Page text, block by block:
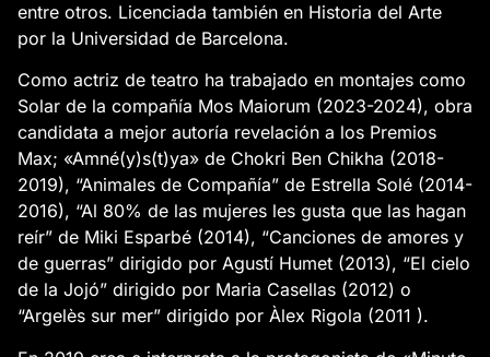
entre otros. Licenciada también en Historia del Arte
por la Universidad de Barcelona.
Como actriz de teatro ha trabajado en montajes como
Solar de la compañía Mos Maiorum (2023-2024), obra
candidata a mejor autoría revelación a los Premios
Max; «Amné(y)s(t)ya» de Chokri Ben Chikha (2018-
2019), “Animales de Compañía” de Estrella Solé (2014-
2016), “Al 80% de las mujeres les gusta que las hagan
reír” de Miki Esparbé (2014), “Canciones de amores y
de guerras” dirigido por Agustí Humet (2013), “El cielo
de la Jojó” dirigido por Maria Casellas (2012) o
“Argelès sur mer” dirigido por Àlex Rigola (2011 ).